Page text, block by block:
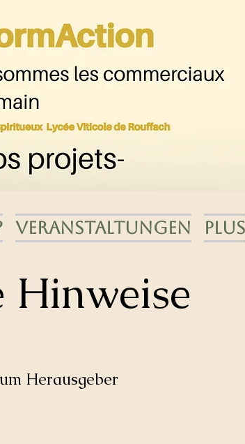
Veranstaltungen Plus
Hinweise
Herausgeber